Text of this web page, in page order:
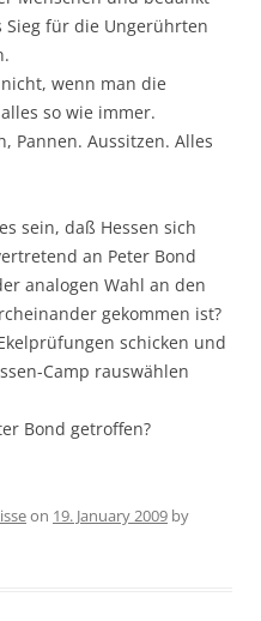
für die Ungerührten
wenn man die
so wie immer.
Pannen. Aussitzen. Alles
sein, daß Hessen sich
an Peter Bond
analogen Wahl an den
gekommen ist?
schicken und
Camp rauswählen
Bond getroffen?
on 19. January 2009 by